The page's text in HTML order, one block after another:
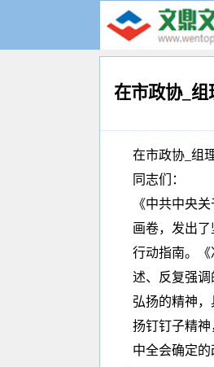
在市政协_
在市政协_组
同志们：
《中共中央
画卷，发出
行动指南。《
述、反复强调
弘扬的精神
扬钉钉子精
中全会确定